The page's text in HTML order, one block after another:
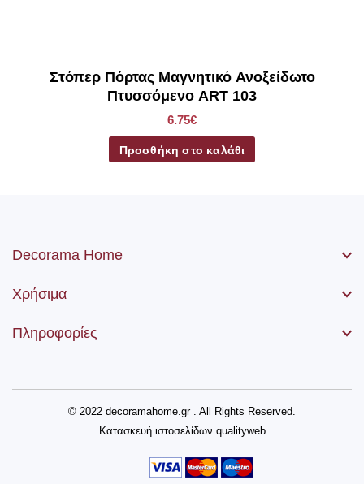
Στόπερ Πόρτας Μαγνητικό Ανοξείδωτο
Πτυσσόμενο ART 103
6.75€
Προσθήκη στο καλάθι
Decorama Home
Χρήσιμα
Πληροφορίες
© 2022 decoramahome.gr . All Rights Reserved.
Κατασκευή ιστοσελίδων qualityweb